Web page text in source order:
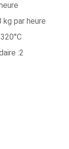
kg par heure
:2